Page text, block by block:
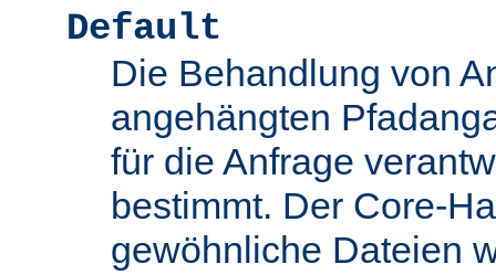
Default
Die Behandlung von
angehängten
für die Anfrage
bestimmt. Der Core-
gewöhnliche Dateien